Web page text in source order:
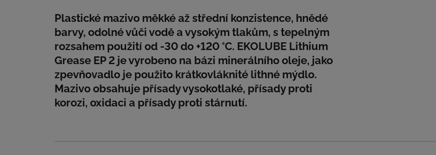
Plastické mazivo měkké až střední konzistence, hnědé
barvy, odolné vůči vodě a vysokým tlakům, s tepelným
rozsahem použití od -30 do +120 °C. EKOLUBE Lithium
Grease EP 2 je vyrobeno na bázi minerálního oleje, jako
zpevňovadlo je použito krátkovláknité lithné mýdlo.
Mazivo obsahuje přísady vysokotlaké, přísady proti
korozi, oxidaci a přísady proti stárnutí.